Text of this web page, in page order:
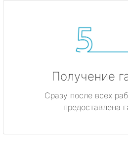
Получение
Сразу после всех
предоставлена